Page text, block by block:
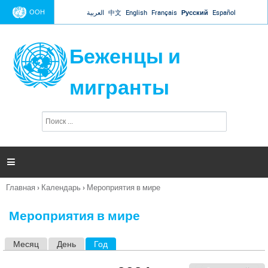
Jump to navigation
ООН العربية 中文 English Français Русский Español
Беженцы и
мигранты
п
и

Вы
Главная › Календарь › Мероприятия в мире
Мероприятия в мире
Месяц День Год